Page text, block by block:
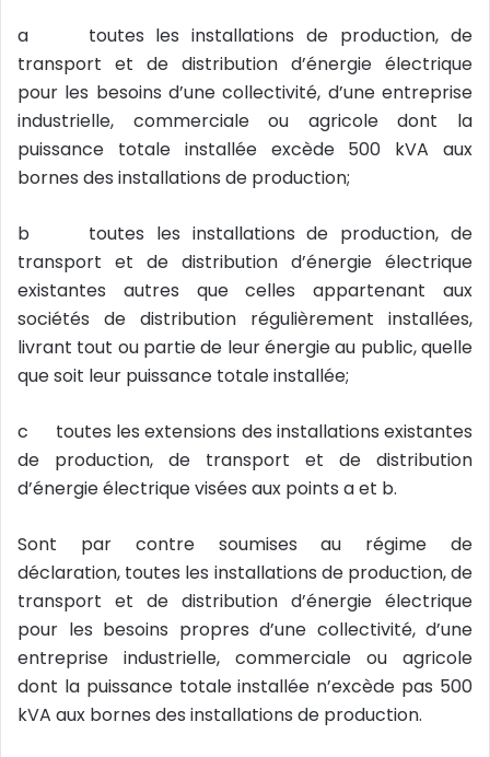
a toutes les installations de production, de
transport et de distribution d’énergie électrique
pour les besoins d’une collectivité, d’une entreprise
industrielle, commerciale ou agricole dont la
puissance totale installée excède 500 kVA aux
bornes des installations de production;
b toutes les installations de production, de
transport et de distribution d’énergie électrique
existantes autres que celles appartenant aux
sociétés de distribution régulièrement installées,
livrant tout ou partie de leur énergie au public, quelle
que soit leur puissance totale installée;
c toutes les extensions des installations existantes
de production, de transport et de distribution
d’énergie électrique visées aux points a et b.
Sont par contre soumises au régime de
déclaration, toutes les installations de production, de
transport et de distribution d’énergie électrique
pour les besoins propres d’une collectivité, d’une
entreprise industrielle, commerciale ou agricole
dont la puissance totale installée n’excède pas 500
kVA aux bornes des installations de production.